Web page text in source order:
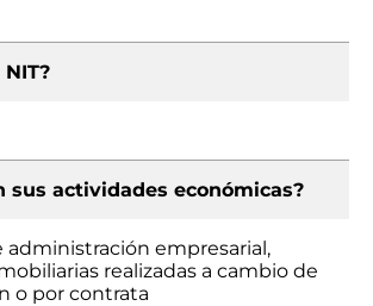
sus actividades económicas?
administración empresarial,
realizadas a cambio de
o por contrata